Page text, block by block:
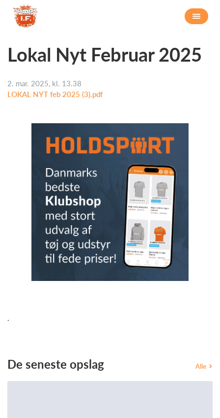
Lokal Nyt Februar 2025
2. mar. 2025, kl. 13.38
LOKAL NYT feb 2025 (3).pdf
.
De seneste opslag Alle